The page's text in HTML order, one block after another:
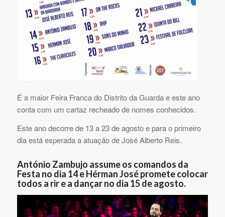
É a maior Feira Franca do Distrito da Guarda e este ano
conta com um cartaz recheado de nomes conhecidos.
Este ano decorre de 13 a 23 de agosto e para o primeiro
dia está esperada a atuação de José Alberto Reis.
António Zambujo assume os comandos da
Festa no dia 14 e Hérman José promete colocar
todos a rir e a dançar no dia 15 de agosto.